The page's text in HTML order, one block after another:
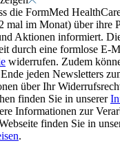
die FormMed
mal im Monat) über ihre
Aktionen informiert.
durch eine formlose E-
widerrufen. Zudem
jeden Newsletters
über Ihr
finden Sie in unserer
Informationen zur
finden Sie in
.